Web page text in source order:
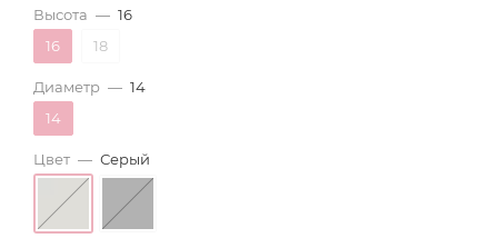
Высота — 16
16
18
Диаметр — 14
14
Цвет — Серый